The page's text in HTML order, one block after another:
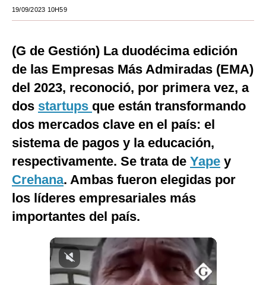
EEUU
España
Internacional
Tecnología
Club del Suscriptor
Mix
G de Gestión
Notas Contratadas
Podcast
Gestión TV
19/09/2023 10H59
(G de Gestión) La duodécima edición
de las Empresas Más Admiradas (EMA)
del 2023, reconoció, por primera vez, a
dos startups que están transformando
dos mercados clave en el país: el
sistema de pagos y la educación,
respectivamente. Se trata de Yape y
Crehana. Ambas fueron elegidas por
los líderes empresariales más
importantes del país.